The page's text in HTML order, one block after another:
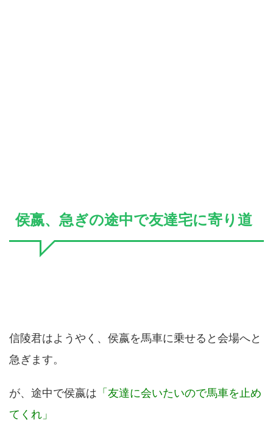
侯嬴、急ぎの途中で友達宅に寄り道
信陵君はようやく、侯嬴を馬車に乗せると会場へと
急ぎます。
が、途中で侯嬴は 「友達に会いたいので馬車を止め
てくれ」